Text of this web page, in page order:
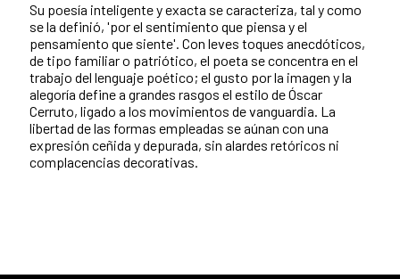
Su poesía inteligente y exacta se caracteriza, tal y como
se la definió, 'por el sentimiento que piensa y el
pensamiento que siente'. Con leves toques anecdóticos,
de tipo familiar o patriótico, el poeta se concentra en el
trabajo del lenguaje poético; el gusto por la imagen y la
alegoría define a grandes rasgos el estilo de Óscar
Cerruto, ligado a los movimientos de vanguardia. La
libertad de las formas empleadas se aúnan con una
expresión ceñida y depurada, sin alardes retóricos ni
complacencias decorativas.